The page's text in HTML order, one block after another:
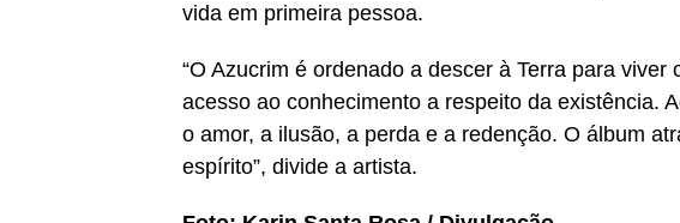
vida em primeira pessoa.
“O Azucrim é ordenado a descer à Terra para
acesso ao conhecimento a respeito da existência.
o amor, a ilusão, a perda e a redenção. O álbum
espírito”, divide a artista.